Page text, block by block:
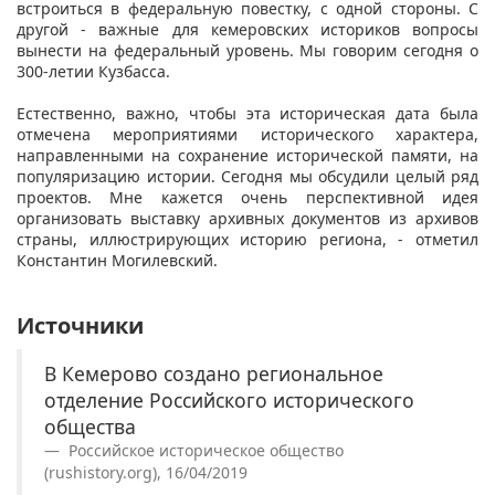
встроиться в федеральную повестку, с одной стороны. С
другой - важные для кемеровских историков вопросы
вынести на федеральный уровень. Мы говорим сегодня о
300-летии Кузбасса.
Естественно, важно, чтобы эта историческая дата была
отмечена мероприятиями исторического характера,
направленными на сохранение исторической памяти, на
популяризацию истории. Сегодня мы обсудили целый ряд
проектов. Мне кажется очень перспективной идея
организовать выставку архивных документов из архивов
страны, иллюстрирующих историю региона, - отметил
Константин Могилевский.
Источники
В Кемерово создано региональное
отделение Российского исторического
общества
Российское историческое общество
(rushistory.org), 16/04/2019